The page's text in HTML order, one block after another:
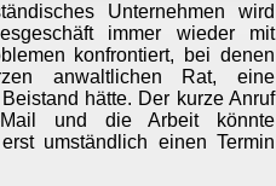
Unternehmen wird
immer wieder mit
konfrontiert, bei denen
anwaltlichen Rat, eine
hätte. Der kurze Anruf
und die Arbeit könnte
umständlich einen Termin